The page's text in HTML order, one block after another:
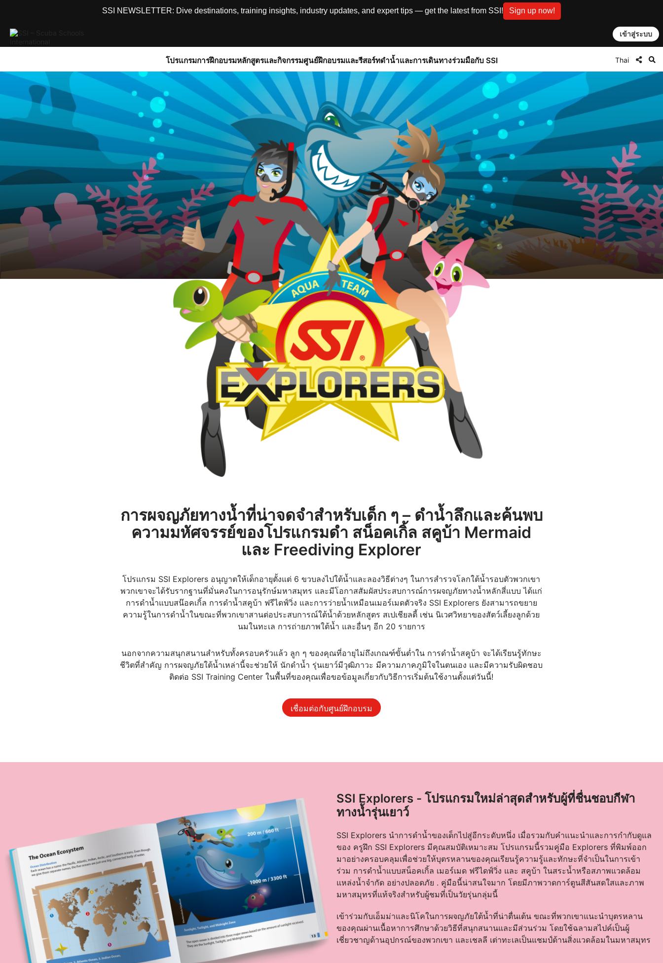
SSI NEWSLETTER: Dive destinations, training insights, industry updates, and expert tips — get the latest from SSI! Sign up now!
เข้าสู่ระบบ
โปรแกรมการฝึกอบรมหลักสูตรและกิจกรรมศูนย์ฝึกอบรมและรีสอร์ทดำน้ำและการเดินทางร่วมมือกับ SSI Thai
การผจญภัยทางน้ำที่น่าจดจำสำหรับเด็ก ๆ – ดำน้ำลึกและค้นพบ
ความมหัศจรรย์ของโปรแกรมดำ สน็อคเกิ้ล สคูบ้า Mermaid
และ Freediving Explorer
โปรแกรม SSI Explorers อนุญาตให้เด็กอายุตั้งแต่ 6 ขวบลงไปใต้น้ำและลองวิธีต่างๆ ในการสำรวจโลกใต้น้ำรอบตัวพวกเขา
พวกเขาจะได้รับรากฐานที่มั่นคงในการอนุรักษ์มหาสมุทร และมีโอกาสสัมผัสประสบการณ์การผจญภัยทางน้ำหลักสี่แบบ ได้แก่
การดำน้ำแบบสน๊อคเกิ้ล การดำน้ำสคูบ้า ฟรีไดฟ์วิ่ง และการว่ายน้ำเหมือนเมอร์เมดตัวจริง SSI Explorers ยังสามารถขยาย
ความรู้ในการดำน้ำในขณะที่พวกเขาสานต่อประสบการณ์ใต้น้ำด้วยหลักสูตร สเปเชียลตี้ เช่น นิเวศวิทยาของสัตว์เลี้ยงลูกด้วย
นมในทะเล การถ่ายภาพใต้น้ำ และอื่นๆ อีก 20 รายการ
นอกจากความสนุกสนานสำหรับทั้งครอบครัวแล้ว ลูก ๆ ของคุณที่อายุไม่ถึงเกณฑ์ขั้นต่ำใน การดำน้ำสคูบ้า จะได้เรียนรู้ทักษะ
ชีวิตที่สำคัญ การผจญภัยใต้น้ำเหล่านี้จะช่วยให้ นักดำน้ำ รุ่นเยาว์มีวุฒิภาวะ มีความภาคภูมิใจในตนเอง และมีความรับผิดชอบ
ติดต่อ SSI Training Center ในพื้นที่ของคุณเพื่อขอข้อมูลเกี่ยวกับวิธีการเริ่มต้นใช้งานตั้งแต่วันนี้!
เชื่อมต่อกับศูนย์ฝึกอบรม
SSI Explorers - โปรแกรมใหม่ล่าสุดสำหรับผู้ที่ชื่นชอบกีฬา
ทางน้ำรุ่นเยาว์
SSI Explorers นำการดำน้ำของเด็กไปสู่อีกระดับหนึ่ง เมื่อรวมกับคำแนะนำและการกำกับดูแล
ของ ครูฝึก SSI Explorers มีคุณสมบัติเหมาะสม โปรแกรมนี้รวมคู่มือ Explorers ที่พิมพ์ออก
มาอย่างครอบคลุมเพื่อช่วยให้บุตรหลานของคุณเรียนรู้ความรู้และทักษะที่จำเป็นในการเข้า
ร่วม การดำน้ำแบบสน็อคเกิ้ล เมอร์เมด ฟรีไดฟ์วิ่ง และ สคูบ้า ในสระน้ำหรือสภาพแวดล้อม
แหล่งน้ำจำกัด อย่างปลอดภัย . คู่มือนี้น่าสนใจมาก โดยมีภาพวาดการ์ตูนสีสันสดใสและภาพ
มหาสมุทรที่แท้จริงสำหรับผู้ชมที่เป็นวัยรุ่นกลุ่มนี้
เข้าร่วมกับเอ็มม่าและนิโคในการผจญภัยใต้น้ำที่น่าตื่นเต้น ขณะที่พวกเขาแนะนำบุตรหลาน
ของคุณผ่านเนื้อหาการศึกษาด้วยวิธีที่สนุกสนานและมีส่วนร่วม โดยใช้ฉลามสไปค์เป็นผู้
เชี่ยวชาญด้านอุปกรณ์ของพวกเขา และเชลลี เต่าทะเลเป็นแชมป์ด้านสิ่งแวดล้อมในมหาสมุทร